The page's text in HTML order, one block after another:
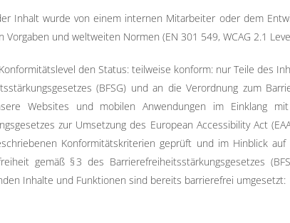
Inhalt wurde von einem internen Mitarbeiter oder dem
und weltweiten Normen (EN 301 549, WCAG 2.1
den Status: teilweise konform: nur Teile des
(BFSG) und an die Verordnung zum
Websites und mobilen Anwendungen im Einklang
zur Umsetzung des European Accessibility Act
Konformitätskriterien geprüft und im Hinblick
gemäß § 3 des Barrierefreiheitsstärkungsgesetzes
Inhalte und Funktionen sind bereits barrierefrei umgesetzt: